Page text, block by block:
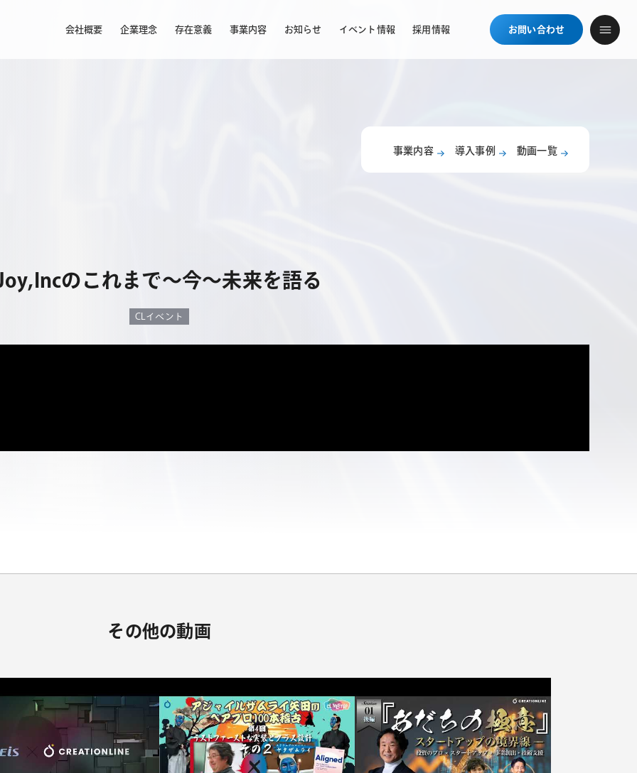
会社概要 企業理念 存在意義 事業内容 お知らせ イベント情報 採用情報 お問い合わせ
事業内容 導入事例 動画一覧
のこれまで〜今〜未来を語る
CLイベント
その他の動画